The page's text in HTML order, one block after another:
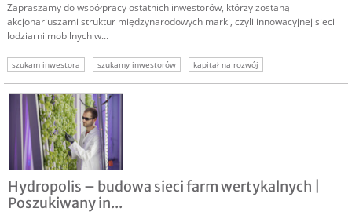
Zapraszamy do współpracy ostatnich inwestorów, którzy zostaną
akcjonariuszami struktur międzynarodowych marki, czyli innowacyjnej sieci
lodziarni mobilnych w...
szukam inwestora szukamy inwestorów kapitał na rozwój
Hydropolis – budowa sieci farm wertykalnych |
Poszukiwany in...